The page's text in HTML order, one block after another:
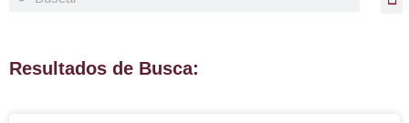
Resultados de Busca: